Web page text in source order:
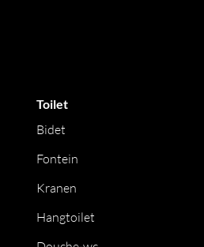
Toilet
Bidet
Fontein
Kranen
Hangtoilet